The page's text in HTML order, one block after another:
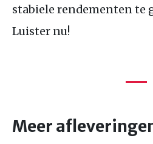
stabiele rendementen te
Luister nu!
Meer